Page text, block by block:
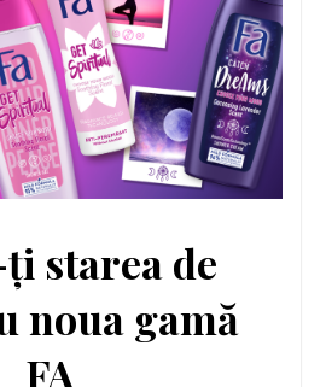
starea de
noua gamă
FA